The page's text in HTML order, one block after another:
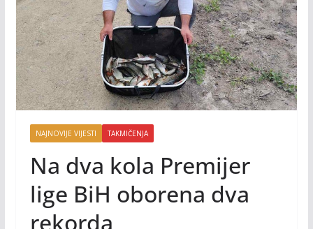
NAJNOVIJE VIJESTI TAKMIČENJA
Na dva kola Premijer
lige BiH oborena dva
rekorda